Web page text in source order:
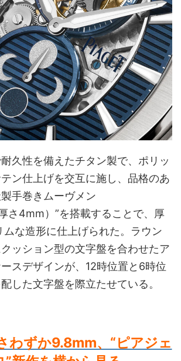
久性を備えたチタン製で、ポリッ
ン仕上げを交互に施し、品格のあ
手巻きムーヴメン
さ4mm）”を搭載することで、厚
な造形に仕上げられた。ラウン
ッション型の文字盤を合わせたア
スデザインが、12時位置と6時位
した文字盤を際立たせている。
わずか9.8mm、“ピアジェ